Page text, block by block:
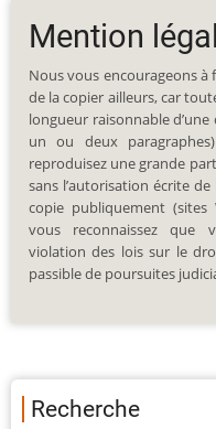
Mention
Nous vous encourageons
de la copier ailleurs, car
longueur raisonnable d’une
un ou deux
reproduisez une grande
sans l’autorisation écrite
copie publiquement (sites
vous reconnaissez que
violation des lois sur le
passible de poursuites
Recherche